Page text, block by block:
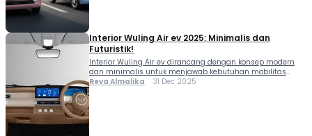
Interior Wuling Air ev 2025: Minimalis dan
Futuristik!
Interior Wuling Air ev dirancang dengan konsep modern
dan minimalis untuk menjawab kebutuhan mobilitas
urban yang menuntut kepraktisan, kenyamanan, serta
Reva Almalika 31 Dec 2025